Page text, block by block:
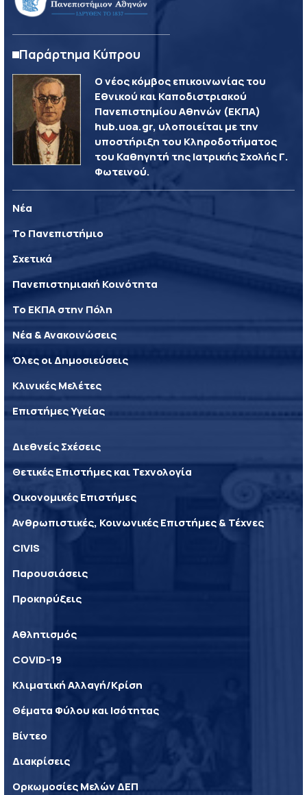
Παράρτημα Κύπρου
Ο νέος κόμβος επικοινωνίας του
Εθνικού και Καποδιστριακού
Πανεπιστημίου Αθηνών (ΕΚΠΑ)
hub.uoa.gr, υλοποιείται με την
υποστήριξη του Κληροδοτήματος
του Καθηγητή της Ιατρικής Σχολής Γ.
Φωτεινού.
Νέα
Το Πανεπιστήμιο
Σχετικά
Πανεπιστημιακή Κοινότητα
Το ΕΚΠΑ στην Πόλη
Νέα & Ανακοινώσεις
Όλες οι Δημοσιεύσεις
Κλινικές Μελέτες
Επιστήμες Υγείας
Διεθνείς Σχέσεις
Θετικές Επιστήμες και Τεχνολογία
Οικονομικές Επιστήμες
Ανθρωπιστικές, Κοινωνικές Επιστήμες & Τέχνες
CIVIS
Παρουσιάσεις
Προκηρύξεις
Αθλητισμός
COVID-19
Κλιματική Αλλαγή/Κρίση
Θέματα Φύλου και Ισότητας
Βίντεο
Διακρίσεις
Ορκωμοσίες Μελών ΔΕΠ